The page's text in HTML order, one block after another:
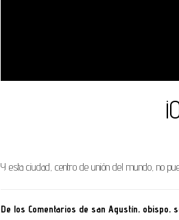
Y esta ciudad, centro de unión del mundo, no
De los Comentarios de san Agustín, obispo,